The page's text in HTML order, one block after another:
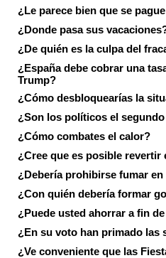
¿Le parece bien que se
¿Donde pasa sus
¿De quién es la culpa del
¿España debe cobrar una
Trump?
¿Cómo desbloquearías la
¿Son los políticos el
¿Cómo combates el calor?
¿Cree que es posible
¿Debería prohibirse fumar en
¿Con quién debería formar
¿Puede usted ahorrar a fin
¿En su voto han primado las
¿Ve conveniente que las